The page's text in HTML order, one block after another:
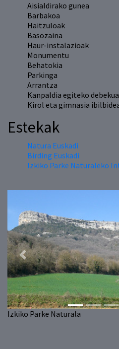
Aisialdirako gunea
Barbakoa
Haitzuloak
Basozaina
Haur-instalazioak
Monumentu
Behatokia
Parkinga
Arrantza
Kanpaldia egiteko debekua
Kirol eta gimnasia
Estekak
Natura Euskadi
Birding Euskadi
Izkiko Parke Naturaleko
Izkiko Parke Naturala
Previous